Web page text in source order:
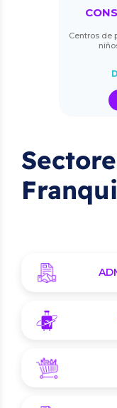
Centros de